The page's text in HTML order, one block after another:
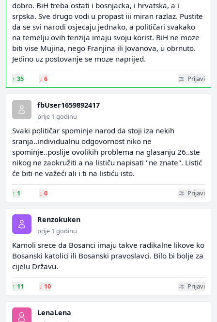
dobro. BiH treba ostati i bosnjacka, i hrvatska, a i
srpska. Sve drugo vodi u propast iii miran razlaz. Pustite
da se svi narodi osjecaju jednako, a političari svakako
na temelju ovih tenzija imaju svoju korist. BiH ne moze
biti vise Mujina, nego Franjina ili Jovanova, u obrnuto.
Jedino uz postovanje se moze naprijed.
↑ 35 ↓ 6 Prijavi
fbUser1659892417
prije 1 godinu
Svaki političar spominje narod da stoji iza nekih
sranja..individualnu odgovornost niko ne
spominje..poslije ovolikih problema na glasanju 26..ste
nikog ne zaokružiti a na lističu napisati "ne znate". Listić
će biti ne važeći ali i ti na listiću isto.
↑ 1 ↓ 0 Prijavi
Renzokuken
prije 1 godinu
Kamoli srece da Bosanci imaju takve radikalne likove ko
Bosanski katolici ili Bosanski pravoslavci. Bilo bi bolje za
cijelu Državu.
↑ 11 ↓ 10 Prijavi
LenaLena